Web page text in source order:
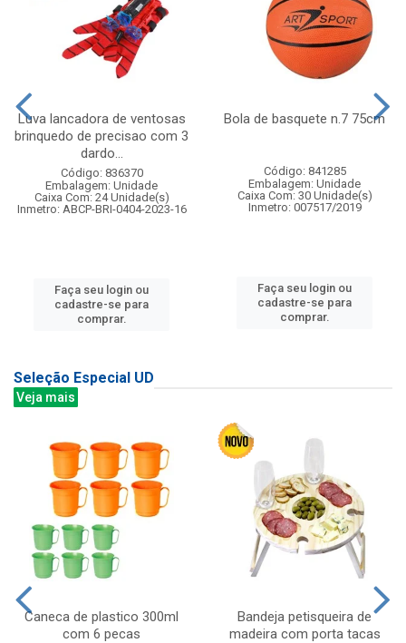
Luva lancadora de ventosas
brinquedo de precisao com 3
dardo...
Código: 836370
Embalagem: Unidade
Caixa Com: 24 Unidade(s)
Inmetro: ABCP-BRI-0404-2023-16
Faça seu login ou
cadastre-se para
comprar.
Bola de basquete n.7 75cm
Código: 841285
Embalagem: Unidade
Caixa Com: 30 Unidade(s)
Inmetro: 007517/2019
Faça seu login ou
cadastre-se para
comprar.
Seleção Especial UD
Veja mais
Caneca de plastico 300ml
com 6 pecas
Bandeja petisqueira de
madeira com porta tacas